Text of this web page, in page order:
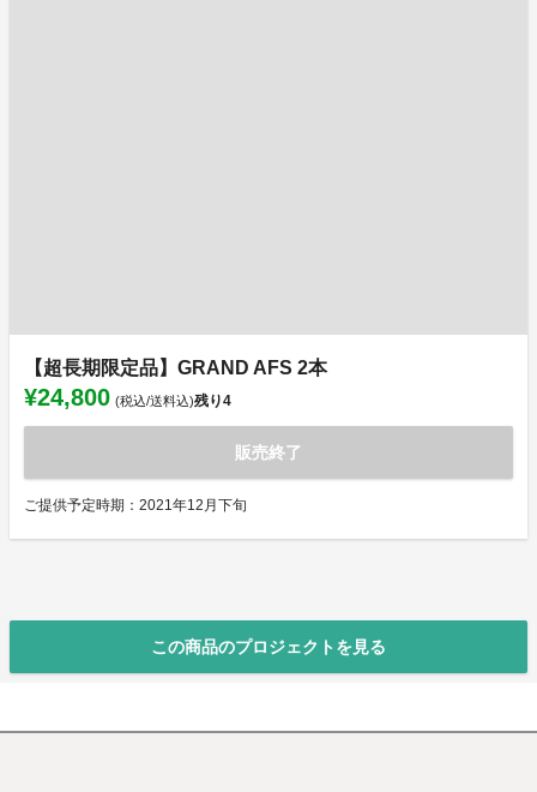
【超長期限定品】GRAND AFS 2本
¥24,800 (税込/送料込)残り4
販売終了
ご提供予定時期：2021年12月下旬
この商品のプロジェクトを見る